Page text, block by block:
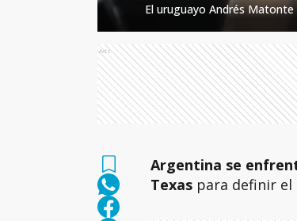
El uruguayo Andrés
Ads
Argentina se
Texaspara definir el